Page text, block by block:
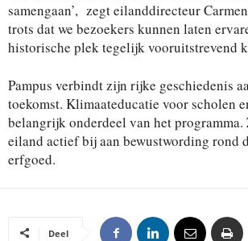
samengaan’, zegt eilanddirecteur
trots dat we bezoekers kunnen laten
historische plek tegelijk vooruitstrevend
Pampus verbindt zijn rijke geschiedenis
toekomst. Klimaateducatie voor scholen
belangrijk onderdeel van het programma.
eiland actief bij aan bewustwording rond
erfgoed.
Deel